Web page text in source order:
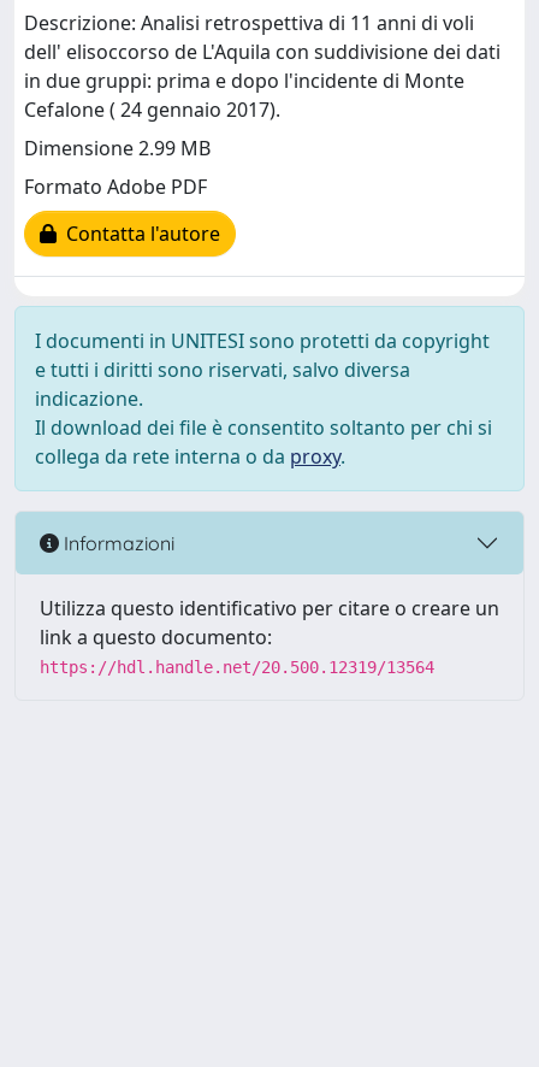
Descrizione: Analisi retrospettiva di 11 anni di voli
dell' elisoccorso de L'Aquila con suddivisione dei dati
in due gruppi: prima e dopo l'incidente di Monte
Cefalone ( 24 gennaio 2017).
Dimensione 2.99 MB
Formato Adobe PDF
Contatta l'autore
I documenti in UNITESI sono protetti da copyright
e tutti i diritti sono riservati, salvo diversa
indicazione.
Il download dei file è consentito soltanto per chi si
collega da rete interna o da proxy.
Informazioni
Utilizza questo identificativo per citare o creare un
link a questo documento:
https://hdl.handle.net/20.500.12319/13564